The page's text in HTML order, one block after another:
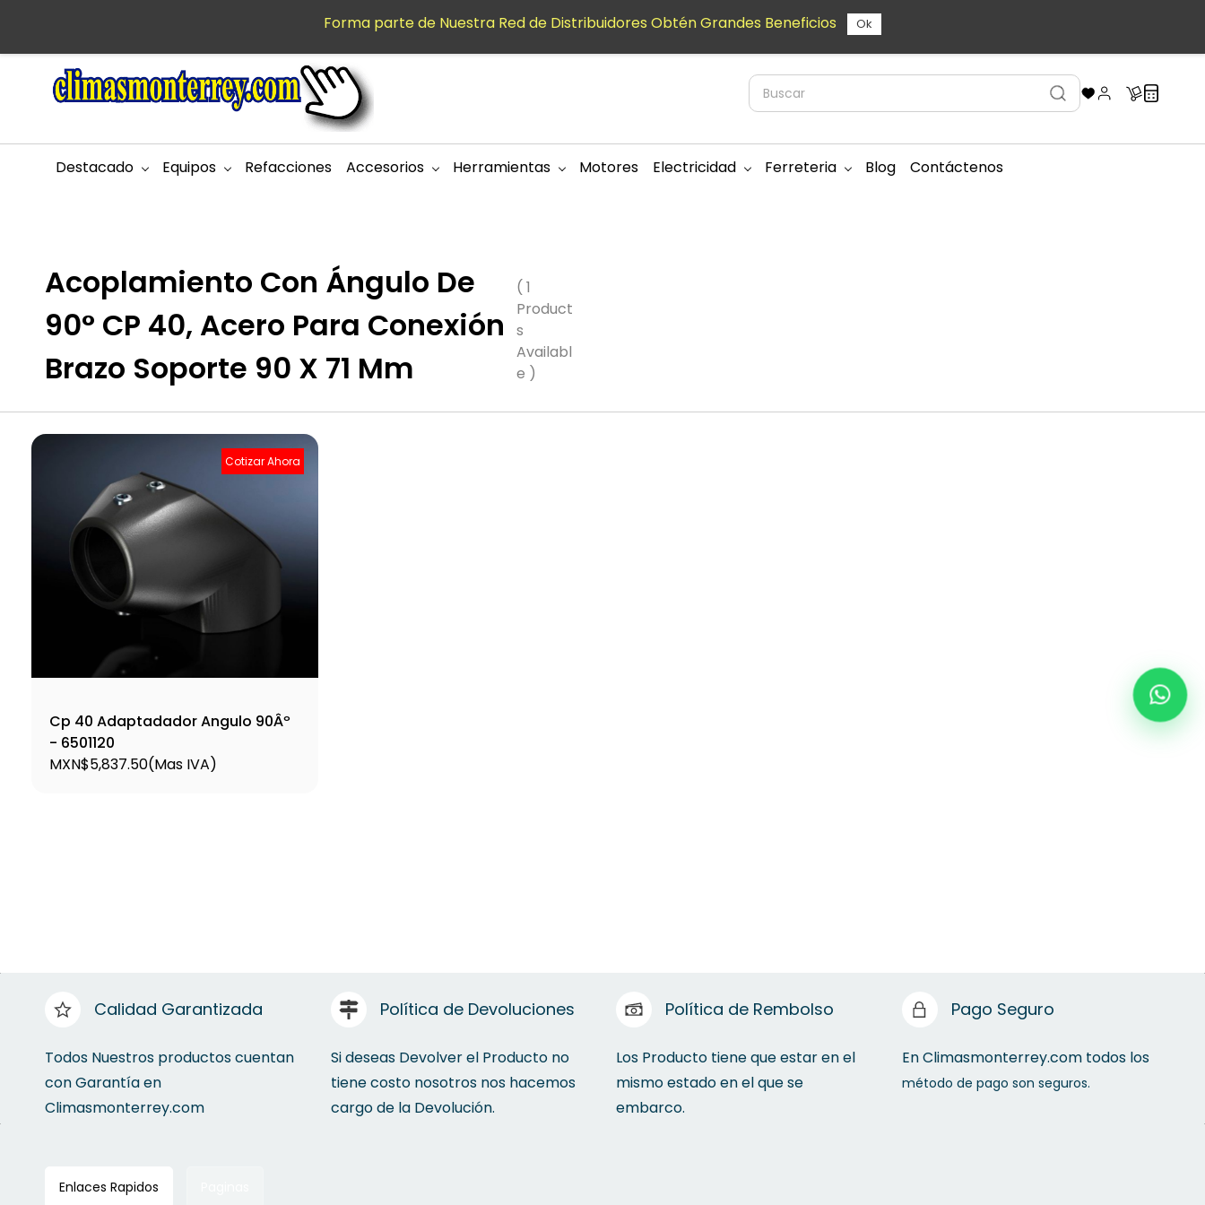
principal
Destacado Equipos Refacciones Accesorios Herramientas Motores Electricidad Ferreteria Blog Contáctenos
Acoplamiento Con Ángulo De
90° CP 40, Acero Para Conexión
Brazo Soporte 90 X 71 Mm
( 1
Product
s
Availabl
e )
Cotizar Ahora
Cp 40 Adaptadador Angulo 90Âº
- 6501120
MXN$5,837.50(Mas IVA)
Calidad Garantizada
Todos Nuestros productos cuentan
con Garantía en
Climasmonterrey.com
Política de Devoluciones
Si deseas Devolver el Producto no
tiene costo nosotros nos hacemos
cargo de la Devolución.
Política de Rembolso
Los Producto tiene que estar en el
mismo estado en el que se
embarco.
Pago Seguro
En Climasmonterrey.com todos los
método de pago son seguros.
Enlaces Rapidos
Forma parte de Nuestra Red de Distribuidores Obtén Grandes Beneficios Ok